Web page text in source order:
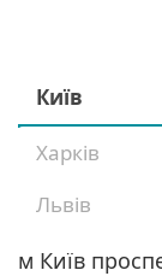
Київ
Харків
Львів
м Київ